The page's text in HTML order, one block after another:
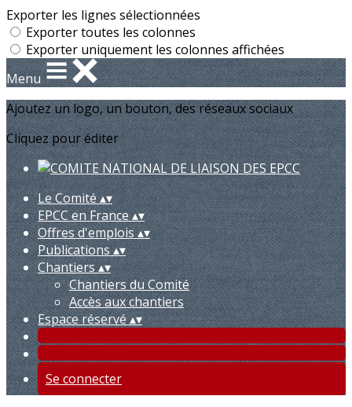
Exporter les lignes sélectionnées
Exporter toutes les colonnes
Exporter uniquement les colonnes affichées
Menu
Ajoutez un logo, un bouton, des réseaux sociaux
Cliquez pour éditer
Le Comité▴▾
EPCC en France▴▾
Offres d'emplois▴▾
Publications▴▾
Chantiers▴▾
Chantiers du Comité
Accès aux chantiers
Espace réservé▴▾
Se connecter